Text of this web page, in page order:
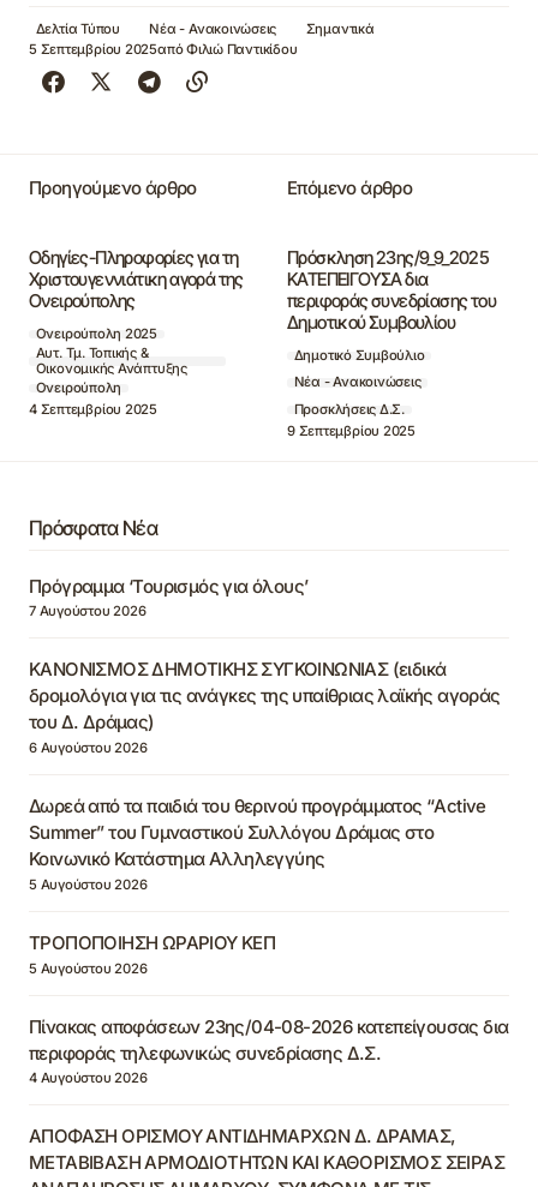
Δελτία Τύπου Νέα - Ανακοινώσεις
Σημαντικά
5 Σεπτεμβρίου 2025απόΦιλιώ Παντικίδου
Προηγούμενο άρθρο
Οδηγίες-Πληροφορίες για τη
Χριστουγεννιάτικη αγορά της
Ονειρούπολης
Ονειρούπολη 2025
Αυτ. Τμ. Τοπικής &
Οικονομικής Ανάπτυξης
Ονειρούπολη
4 Σεπτεμβρίου 2025
Επόμενο άρθρο
Πρόσκληση 23ης/9_9_2025
ΚΑΤΕΠΕΙΓΟΥΣΑ δια
περιφοράς συνεδρίασης του
Δημοτικού Συμβουλίου
Δημοτικό Συμβούλιο
Νέα - Ανακοινώσεις
Προσκλήσεις Δ.Σ.
9 Σεπτεμβρίου 2025
Πρόσφατα Νέα
Πρόγραμμα ‘Τουρισμός για όλους’
7 Αυγούστου 2026
ΚΑΝΟΝΙΣΜΟΣ ΔΗΜΟΤΙΚΗΣ ΣΥΓΚΟΙΝΩΝΙΑΣ (ειδικά
δρομολόγια για τις ανάγκες της υπαίθριας λαϊκής αγοράς
του Δ. Δράμας)
6 Αυγούστου 2026
Δωρεά από τα παιδιά του θερινού προγράμματος “Active
Summer” του Γυμναστικού Συλλόγου Δράμας στο
Κοινωνικό Κατάστημα Αλληλεγγύης
5 Αυγούστου 2026
ΤΡΟΠΟΠΟΙΗΣΗ ΩΡΑΡΙΟΥ ΚΕΠ
5 Αυγούστου 2026
Πίνακας αποφάσεων 23ης/04-08-2026 κατεπείγουσας δια
περιφοράς τηλεφωνικώς συνεδρίασης Δ.Σ.
4 Αυγούστου 2026
ΑΠΟΦΑΣΗ ΟΡΙΣΜΟΥ ΑΝΤΙΔΗΜΑΡΧΩΝ Δ. ΔΡΑΜΑΣ,
ΜΕΤΑΒΙΒΑΣΗ ΑΡΜΟΔΙΟΤΗΤΩΝ ΚΑΙ ΚΑΘΟΡΙΣΜΟΣ ΣΕΙΡΑΣ